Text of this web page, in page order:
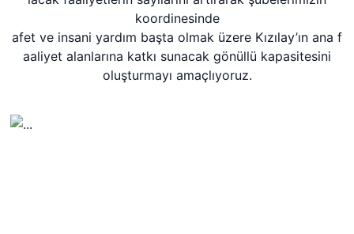
koordinesinde
afet ve insani yardım başta olmak üzere Kızılay’ın ana f
aaliyet alanlarına katkı sunacak gönüllü kapasitesini
oluşturmayı amaçlıyoruz.